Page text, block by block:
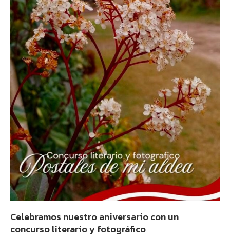
Celebramos nuestro aniversario con un
concurso literario y fotográfico